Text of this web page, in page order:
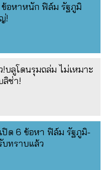
อหาหนัก ฟิล์ม รัฐภูมิ
!
!บลูโดนรุมถล่ม ไม่เหมาะ
ลิซ่า!
ปิด 6 ข้อหา ฟิล์ม รัฐภูมิ-
บทราบแล้ว